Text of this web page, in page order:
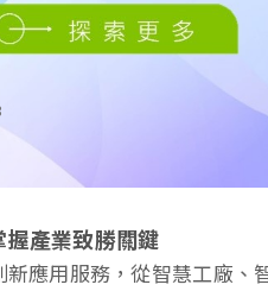
位生產力工具
需求，從模組化功能列表
握產業致勝關鍵
新應用服務，從智慧工廠、
業知識管理AI助手
AI 企業知識管理(KM)工具